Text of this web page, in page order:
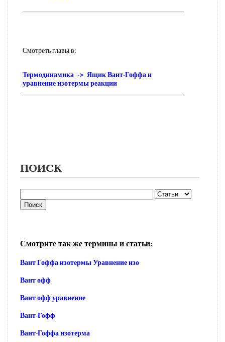
Смотреть главы в:
Термодинамика -> Ящик Вант-Гоффа и
уравнение изотермы реакции
ПОИСК
Смотрите так же термины и статьи:
Вант Гоффа изотермы Уравнение изо
Вант офф
Вант офф уравнение
Вант-Гофф
Вант-Гоффа изотерма